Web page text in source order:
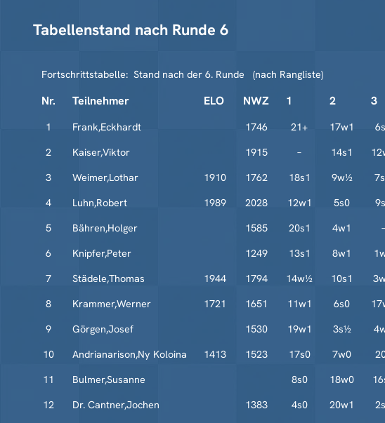
Tabellenstand nach Runde 6
Fortschrittstabelle: Stand nach der 6. Runde (nach Rangliste)
Nr. Teilnehmer ELO NWZ 1 2 3
1 Frank,Eckhardt 1746 21+ 17w1
2
Kaiser,Viktor 1915 – 14s1
3
Weimer,Lothar 1910 1762 18s1 9w½
4
Luhn,Robert 1989 2028 12w1 5s0
5
Bähren,Holger 1585 20s1 4w1 –
6
Knipfer,Peter 1249 13s1 8w1
7
Städele,Thomas 1944 1794 14w½ 10s1
8
Krammer,Werner 1721 1651 11w1 6s0
9
Görgen,Josef 1530 19w1 3s½
10
Andrianarison,Ny Koloina 1413 1523 17s0 7w0
11
Bulmer,Susanne 8s0 18w0
12
Dr. Cantner,Jochen 1383 4s0 20w1